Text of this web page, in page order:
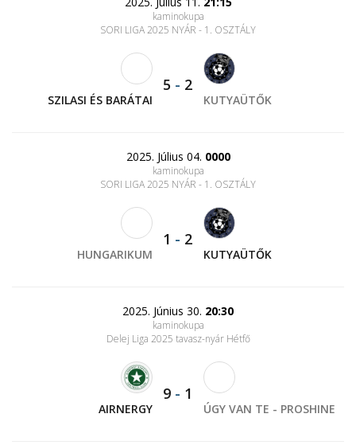
kaminokupa
SORI LIGA 2025 NYÁR - 1. OSZTÁLY
SZILASI ÉS BARÁTAI
5 - 2
KUTYAÜTŐK
2025. Július 04. 0000
kaminokupa
SORI LIGA 2025 NYÁR - 1. OSZTÁLY
HUNGARIKUM
1 - 2
KUTYAÜTŐK
2025. Június 30. 20:30
kaminokupa
Delej Liga 2025 tavasz-nyár Hétfő
AIRNERGY
9 - 1
ÚGY VAN TE - PROSHINE